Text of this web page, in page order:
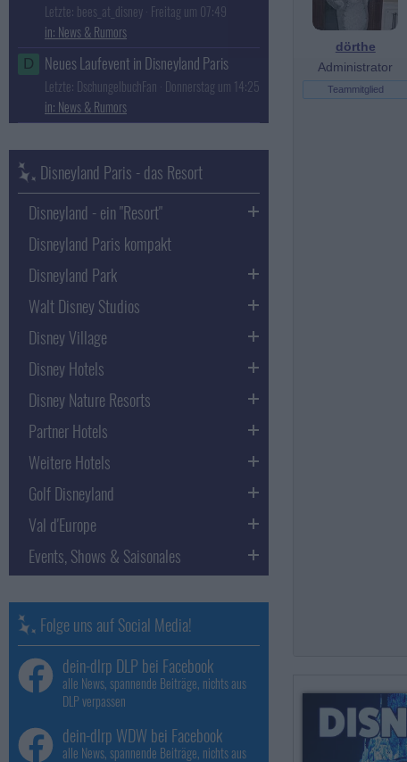
dörthe
Administrator
Teammitglied
Letzte: bees_at_disney Freitag um 07:49
News & Rumors
D Neues Laufevent in Disneyland Paris
Letzte: DschungelbuchFan Donnerstag um 14:25
News & Rumors
Disneyland Paris - das Resort
Disneyland - ein "Resort"
Disneyland Paris kompakt
Disneyland Park
Walt Disney Studios
Disney Village
Disney Hotels
Disney Nature Resorts
Partner Hotels
Weitere Hotels
Golf Disneyland
Val d'Europe
Events, Shows & Saisonales
Folge uns auf Social Media!
dein-dlrp DLP bei Facebook
alle News, spannende Beiträge, nichts aus
DLP verpassen
dein-dlrp WDW bei Facebook
alle News, spannende Beiträge, nichts aus